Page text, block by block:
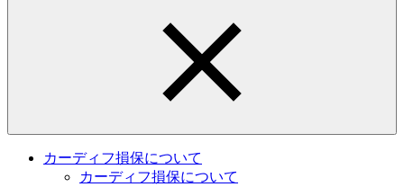
カーディフ損保について
カーディフ損保について